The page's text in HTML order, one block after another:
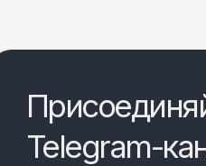
Telegram-